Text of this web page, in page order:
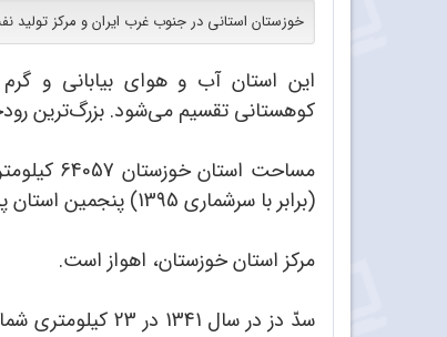
خوزستان استانی در جنوب غرب ایران و مرکز
این استان آب و هوای بیابانی و
کوهستانی تقسیم می‌شود. بزرگ‌ترین
(برابر با سرشماری 1395) پنجمین استان پرجمعیّت ایران محسوب می‌شود.
مرکز استان خوزستان، اهواز است.
سدّ دز در سال